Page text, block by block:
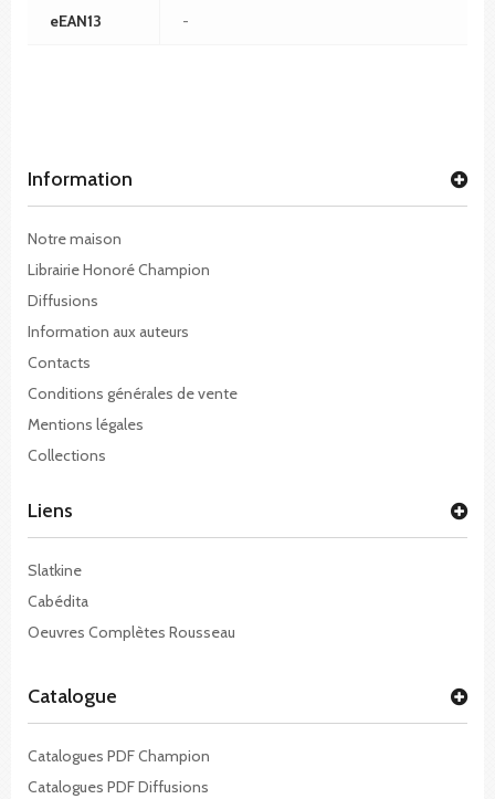
eEAN13 -
Information
Notre maison
Librairie Honoré Champion
Diffusions
Information aux auteurs
Contacts
Conditions générales de vente
Mentions légales
Collections
Liens
Slatkine
Cabédita
Oeuvres Complètes Rousseau
Catalogue
Catalogues PDF Champion
Catalogues PDF Diffusions